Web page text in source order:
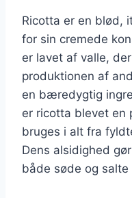
Ricotta er en blød,
for sin cremede
er lavet af valle,
produktionen af
en bæredygtig
er ricotta blevet en
bruges i alt fra
Dens alsidighed
både søde og salte